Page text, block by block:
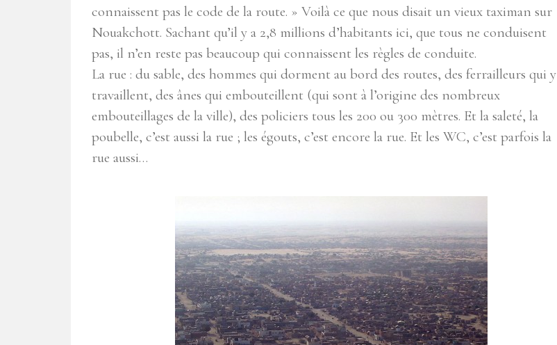
connaissent pas le code de la route. » Voilà ce que nous disait un vieux taximan sur
Nouakchott. Sachant qu’il y a 2,8 millions d’habitants ici, que tous ne conduisent
pas, il n’en reste pas beaucoup qui connaissent les règles de conduite.
La rue : du sable, des hommes qui dorment au bord des routes, des ferrailleurs qui y
travaillent, des ânes qui embouteillent (qui sont à l’origine des nombreux
embouteillages de la ville), des policiers tous les 200 ou 300 mètres. Et la saleté, la
poubelle, c’est aussi la rue ; les égouts, c’est encore la rue. Et les WC, c’est parfois la
rue aussi…